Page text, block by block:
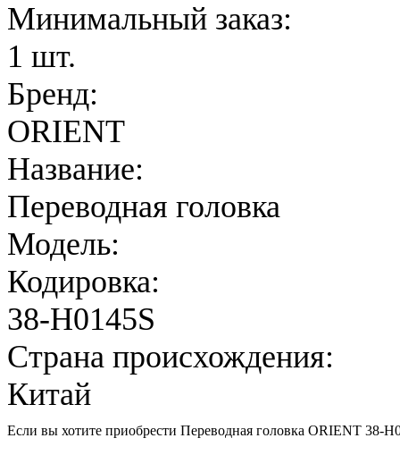
Минимальный заказ:
1 шт.
Бренд:
ORIENT
Название:
Переводная головка
Модель:
Кодировка:
38-H0145S
Страна происхождения:
Китай
Если вы хотите приобрести Переводная головка ORIENT 38-